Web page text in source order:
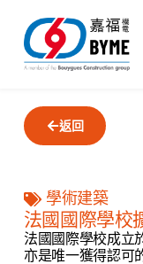
返回
學術建築
法國國際學校
法國國際學校成立
亦是唯一獲得認可